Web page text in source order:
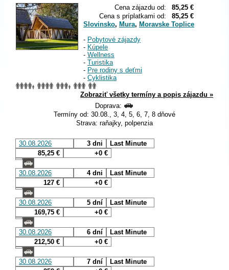
Cena zájazdu od:
85,25 €
Cena s príplatkami od:
85,25 €
Slovinsko, Mura, Moravske Toplice
- Pobytové zájazdy
- Kúpele
- Wellness
- Turistika
- Pre rodiny s deťmi
- Cyklistika
Zobraziť všetky termíny a popis zájazdu »
Doprava:
Termíny od: 30.08., 3, 4, 5, 6, 7, 8 dňové
Strava: raňajky, polpenzia
30.08.2026 3 dni
Last Minute
85,25 €
+0 €
30.08.2026 4 dni
Last Minute
127 €
+0 €
30.08.2026 5 dní
Last Minute
169,75 €
+0 €
30.08.2026 6 dní
Last Minute
212,50 €
+0 €
30.08.2026 7 dní
Last Minute